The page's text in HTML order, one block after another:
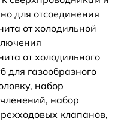
для отсоединения
от холодильной
от холодильного
для газообразного
набор
набор
клапанов,